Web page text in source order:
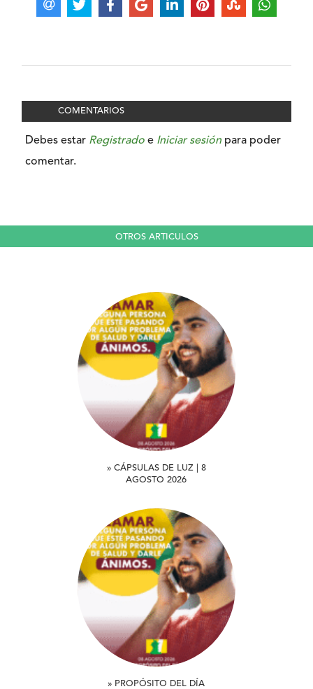
COMENTARIOS
Debes estar Registrado e Iniciar sesión para poder
comentar.
OTROS ARTICULOS
» CÁPSULAS DE LUZ | 8
AGOSTO 2026
» PROPÓSITO DEL DÍA